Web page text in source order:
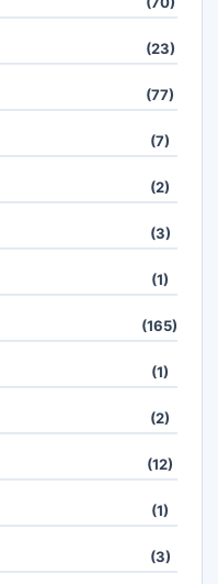
(23)
(77)
(7)
(2)
(3)
(1)
(165)
(1)
(2)
(12)
(1)
(3)